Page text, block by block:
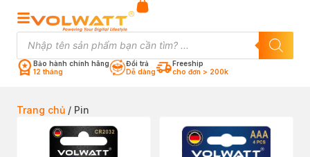
Bảo hành chính hãng
12 tháng
Đổi trả
Dễ dàng
Freeship
cho đơn > 200k
Trang chủ / Pin